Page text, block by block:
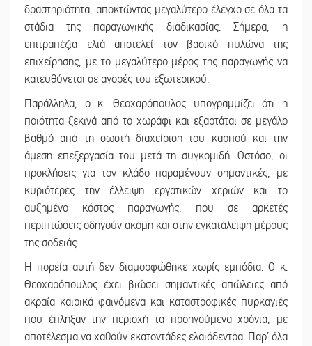
δραστηριότητα, αποκτώντας μεγαλύτερο έλεγχο σε όλα τα
στάδια της παραγωγικής διαδικασίας. Σήμερα, η
επιτραπέζια ελιά αποτελεί τον βασικό πυλώνα της
επιχείρησης, με το μεγαλύτερο μέρος της παραγωγής να
κατευθύνεται σε αγορές του εξωτερικού.
Παράλληλα, ο κ. Θεοχαρόπουλος υπογραμμίζει ότι η
ποιότητα ξεκινά από το χωράφι και εξαρτάται σε μεγάλο
βαθμό από τη σωστή διαχείριση του καρπού και την
άμεση επεξεργασία του μετά τη συγκομιδή. Ωστόσο, οι
προκλήσεις για τον κλάδο παραμένουν σημαντικές, με
κυριότερες την έλλειψη εργατικών χεριών και το
αυξημένο κόστος παραγωγής, που σε αρκετές
περιπτώσεις οδηγούν ακόμη και στην εγκατάλειψη μέρους
της σοδειάς.
Η πορεία αυτή δεν διαμορφώθηκε χωρίς εμπόδια. Ο κ.
Θεοχαρόπουλος έχει βιώσει σημαντικές απώλειες από
ακραία καιρικά φαινόμενα και καταστροφικές πυρκαγιές
που έπληξαν την περιοχή τα προηγούμενα χρόνια, με
αποτέλεσμα να χαθούν εκατοντάδες ελαιόδεντρα. Παρ’ όλα